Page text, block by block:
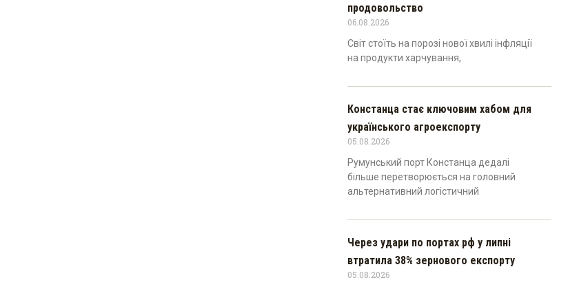
продовольство
06.08.2026
Світ стоїть на порозі нової хвилі інфляції
на продукти харчування,
Констанца стає ключовим хабом для
українського агроекспорту
05.08.2026
Румунський порт Констанца дедалі
більше перетворюється на головний
альтернативний логістичний
Через удари по портах рф у липні
втратила 38% зернового експорту
05.08.2026